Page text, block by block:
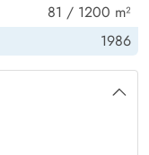
andet
tid på opvasken i
hvilket er
giver ekstra
81 / 1200 m²
1986